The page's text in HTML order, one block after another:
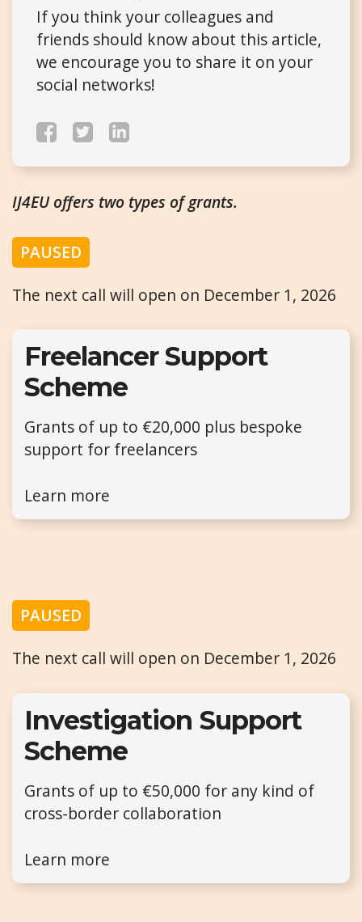
If you think your colleagues and
friends should know about this article,
we encourage you to share it on your
social networks!
IJ4EU offers two types of grants.
PAUSED
The next call will open on December 1, 2026
Freelancer Support
Scheme
Grants of up to €20,000 plus bespoke
support for freelancers
Learn more
PAUSED
The next call will open on December 1, 2026
Investigation Support
Scheme
Grants of up to €50,000 for any kind of
cross-border collaboration
Learn more